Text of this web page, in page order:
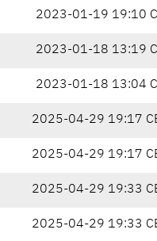
2023-01-19 19:10
2023-01-18 13:19
2023-01-18 13:04
2025-04-29 19:17
2025-04-29 19:17
2025-04-29 19:33
2025-04-29 19:33